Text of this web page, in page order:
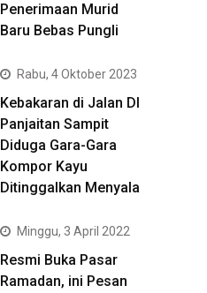
Penerimaan Murid
Baru Bebas Pungli
Rabu, 4 Oktober 2023
Kebakaran di Jalan DI
Panjaitan Sampit
Diduga Gara-Gara
Kompor Kayu
Ditinggalkan Menyala
Minggu, 3 April 2022
Resmi Buka Pasar
Ramadan, ini Pesan